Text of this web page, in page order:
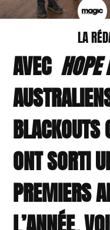
LA
AVEC HOPE
BLACKOUTS
ONT SORTI
PREMIERS